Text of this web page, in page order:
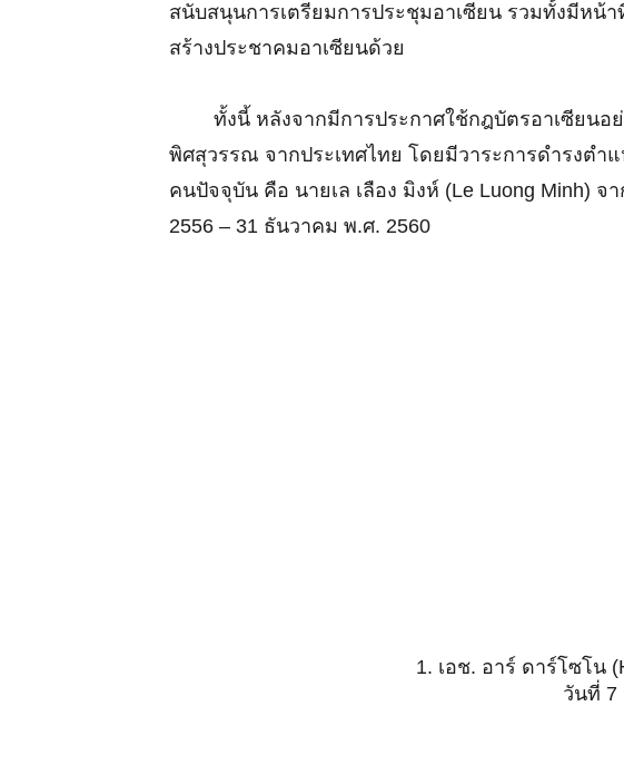
สนับสนุนการเตรียมการประชุมอาเซียน รวมทั้งมีหน้
สร้างประชาคมอาเซียนด้วย
ทั้งนี้ หลังจากมีการประกาศใช้กฎบัตรอาเซียนอย่า
พิศสุวรรณ จากประเทศไทย โดยมีวาระการดำรงตำ
คนปัจจุบัน คือ นายเล เลือง มิงห์ (Le Luong Minh)
2556 – 31 ธันวาคม พ.ศ. 2560
1. เอช. อาร์ ดาร์โซโน
วันที่ 7